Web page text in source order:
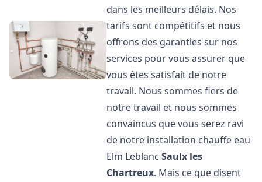
dans les meilleurs délais. Nos
tarifs sont compétitifs et nous
offrons des garanties sur nos
services pour vous assurer que
vous êtes satisfait de notre
travail. Nous sommes fiers de
notre travail et nous sommes
convaincus que vous serez ravi
de notre installation chauffe eau
Elm LeblancSaulx les
Chartreux. Mais ce que disent